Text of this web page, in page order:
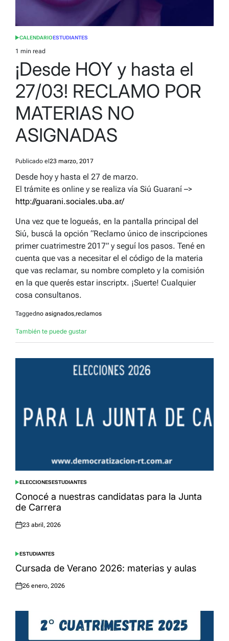
POSTED
IN
CALENDARIOESTUDIANTES
Estimated
read
time
1 min read
¡Desde HOY y hasta el
27/03! RECLAMO POR
MATERIAS NO
ASIGNADAS
Publicado el 23 marzo, 2017
Desde hoy y hasta el 27 de marzo.
El trámite es online y se realiza vía Siú Guaraní –>
http://guarani.sociales.uba.ar/
Una vez que te logueás, en la pantalla principal del
Siú, buscá la opción “Reclamo único de inscripciones
primer cuatrimestre 2017” y seguí los pasos. Tené en
cuenta que vas a necesitar el el código de la materia
que vas reclamar, su nombre completo y la comisión
en la que querés estar inscriptx. ¡Suerte! Cualquier
cosa consultanos.
Taggedno asignados,reclamos
También te puede gustar
POSTED
IN
ELECCIONESESTUDIANTES
Conocé a nuestras candidatas para la Junta
de Carrera
Posted
23 abril, 2026
POSTED
IN
ESTUDIANTES
Cursada de Verano 2026: materias y aulas
Posted
26 enero, 2026